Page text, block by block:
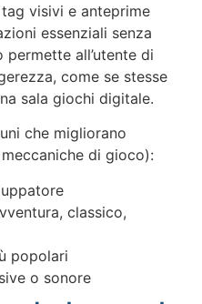
visivi e anteprime
essenziali senza
all’utente di
come se stesse
sala giochi digitale.
che migliorano
meccaniche di gioco):
classico,
popolari
o sonore